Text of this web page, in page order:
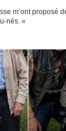
m’ont proposé
nés. «